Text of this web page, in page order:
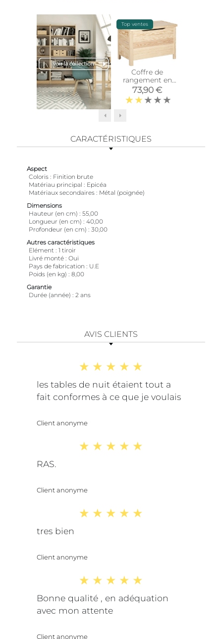
Top ventes
Coffre de
rangement en
pin 85L
73,90 €
CARACTÉRISTIQUES
Aspect
Coloris
Finition brute
Matériau principal
Epicéa
Matériaux secondaires
Métal (poignée)
Dimensions
Hauteur (en cm)
55,00
Longueur (en cm)
40,00
Profondeur (en cm)
30,00
Autres caractéristiques
Elément 1 tiroir
Livré monté Oui
Pays de fabrication
U.E
Poids (en kg)
8,00
Garantie
Durée (année)
2 ans
AVIS CLIENTS
les tables de nuit étaient tout a
fait conformes à ce que je voulais
Client anonyme
RAS.
Client anonyme
tres bien
Client anonyme
Bonne qualité , en adéquation
avec mon attente
Client anonyme